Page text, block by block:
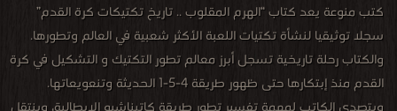
اضف كتاب
كتب منوعة يعد كتاب “الهرم المقلوب .. تاريخ تكتيكات كرة القدم”
سجلا توثيقيا لنشأة تكتيات اللعبة الأكثر شعبية في العالم وتطورها.
والكتاب رحلة تاريخية تسجل أبرز معالم تطور التكتيك و التشكيل في كرة
القدم منذ إبتكارها حتى ظهور طريقة 4-5-1 الحديثة وتنعويعاتها.